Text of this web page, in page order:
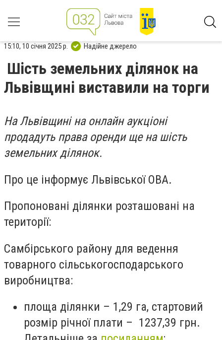
15:10, 10 січня 2025 р. Надійне джерело
Шість земельних ділянок на
Львівщині виставили на торги
На Львівщині на онлайн аукціоні
продадуть права оренди ще на шість
земельних ділянок.
Про це інформує Львівської ОВА.
Пропоновані ділянки розташовані на
території:
Самбірського району для ведення
товарного сільськогосподарського
виробництва:
площа ділянки – 1,29 га, стартовий
розмір річної плати – 1237,39 грн.